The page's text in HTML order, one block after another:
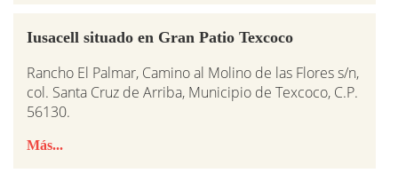
Iusacell situado en Gran Patio Texcoco
Rancho El Palmar, Camino al Molino de las Flores s/n,
col. Santa Cruz de Arriba, Municipio de Texcoco, C.P.
56130.
Más...